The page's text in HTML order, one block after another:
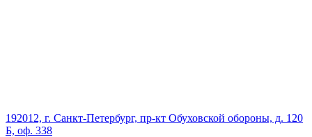
192012, г. Санкт-Петербург, пр-кт Обуховской обороны, д. 120
Б, оф. 338